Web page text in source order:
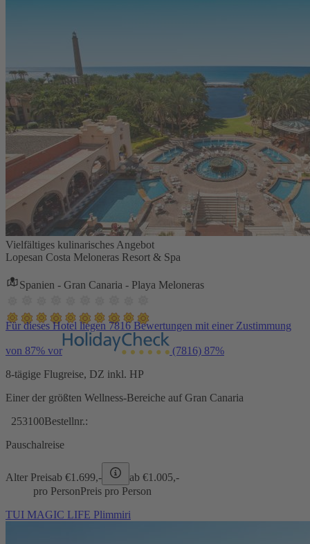
Vielfältiges kulinarisches Angebot
Lopesan Costa Meloneras Resort & Spa
Spanien - Gran Canaria - Playa Meloneras
Für dieses Hotel liegen 7816 Bewertungen mit einer Zustimmung
von 87% vor (7816) 87%
8-tägige Flugreise, DZ inkl. HP
Einer der größten Wellness-Bereiche auf Gran Canaria
253100Bestellnr.:
Pauschalreise
Alter Preisab €1.699,- ab €1.005,-
pro PersonPreis pro Person
TUI MAGIC LIFE Plimmiri